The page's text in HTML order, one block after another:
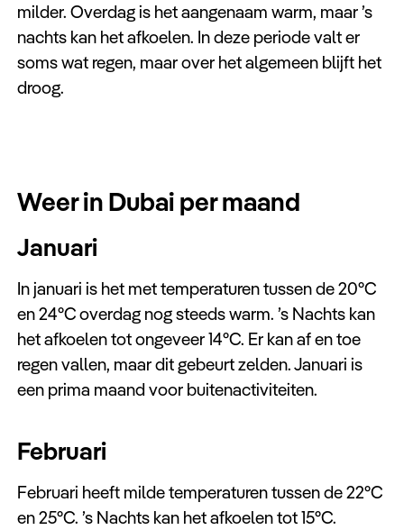
milder. Overdag is het aangenaam warm, maar ’s
nachts kan het afkoelen. In deze periode valt er
soms wat regen, maar over het algemeen blijft het
droog.
Weer in Dubai per maand
Januari
In januari is het met temperaturen tussen de 20°C
en 24°C overdag nog steeds warm. ’s Nachts kan
het afkoelen tot ongeveer 14°C. Er kan af en toe
regen vallen, maar dit gebeurt zelden. Januari is
een prima maand voor buitenactiviteiten.
Februari
Februari heeft milde temperaturen tussen de 22°C
en 25°C. ’s Nachts kan het afkoelen tot 15°C.